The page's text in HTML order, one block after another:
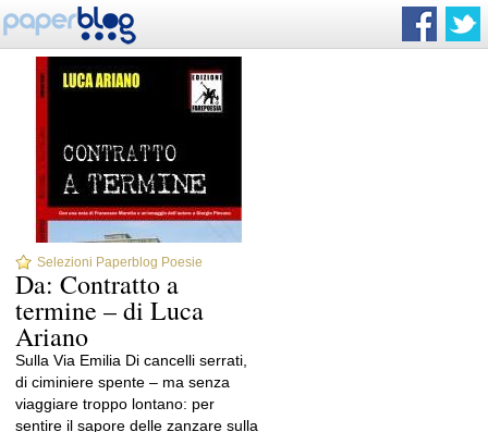
Selezioni Paperblog Poesie
Da: Contratto a
termine – di Luca
Ariano
Sulla Via Emilia Di cancelli serrati,
di ciminiere spente – ma senza
viaggiare troppo lontano: per
sentire il sapore delle zanzare sulla